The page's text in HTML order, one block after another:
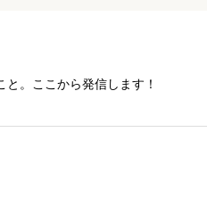
。ここから発信します！